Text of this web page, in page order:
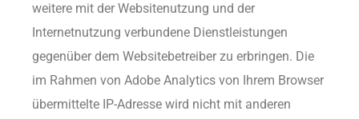
weitere mit der Websitenutzung und der
Internetnutzung verbundene Dienstleistungen
gegenüber dem Websitebetreiber zu erbringen. Die
im Rahmen von Adobe Analytics von Ihrem Browser
übermittelte IP-Adresse wird nicht mit anderen